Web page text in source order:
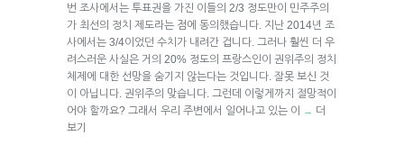
번 조사에서는 투표권을 가진 이들의 2/3 정도만이 민주주의
가 최선의 정치 제도라는 점에 동의했습니다. 지난 2014년 조
사에서는 3/4이었던 수치가 내려간 겁니다. 그러나 훨씬 더 우
려스러운 사실은 거의 20% 정도의 프랑스인이 권위주의 정치
체제에 대한 선망을 숨기지 않는다는 것입니다. 잘못 보신 것
이 아닙니다. 권위주의 맞습니다. 그런데 이렇게까지 절망적이
어야 할까요? 그래서 우리 주변에서 일어나고 있는 이
→ 더
보기